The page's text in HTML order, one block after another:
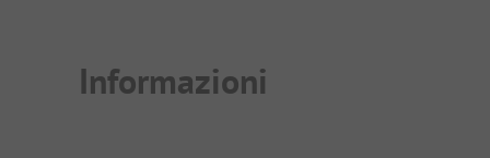
Informazioni